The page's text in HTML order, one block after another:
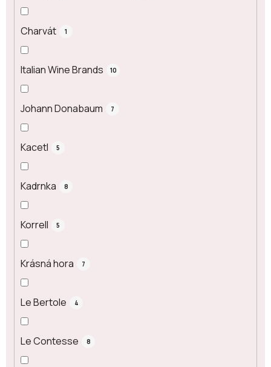
Charvát 1
Italian Wine Brands 10
Johann Donabaum 7
Kacetl 5
Kadrnka 8
Korrell 5
Krásná hora 7
Le Bertole 4
Le Contesse 8